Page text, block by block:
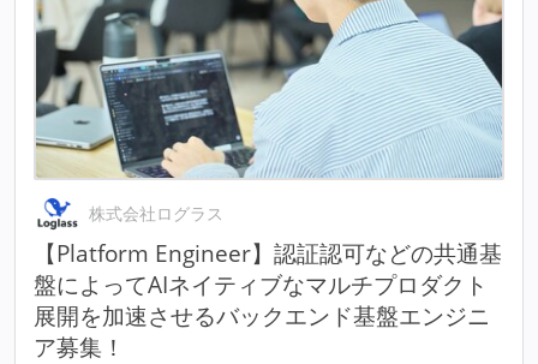
株式会社ログラス
【Platform Engineer】認証認可などの共通基
盤によってAIネイティブなマルチプロダクト
展開を加速させるバックエンド基盤エンジニ
ア募集！